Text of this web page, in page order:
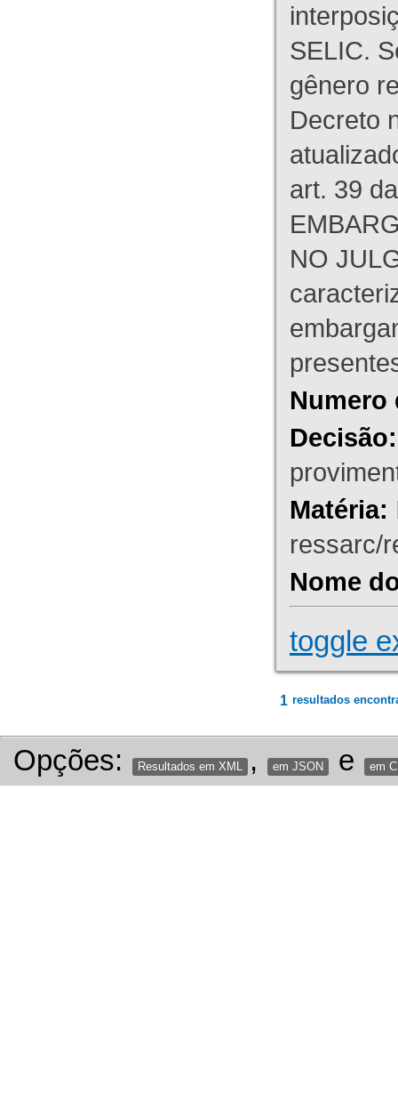
SELIC.
gênero
Decreto
art. 39
NO
Numero
Decisão:
Matéria:
ressarc/
Nome
toggle
1 resultados
Opções: Resultados em XML , em JSON e em